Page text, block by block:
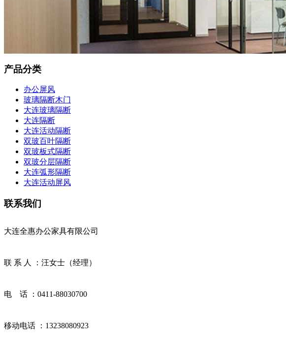
产品分类
办公屏风
玻璃隔断木门
大连玻璃隔断
大连隔断
大连活动隔断
双玻百叶隔断
双玻板式隔断
双玻分层隔断
大连弧形隔断
大连活动屏风
联系我们
大连全惠办公家具有限公司
联 系 人 ：汪女士（经理）
电 话 ：0411-88030700
移动电话 ：13238080923